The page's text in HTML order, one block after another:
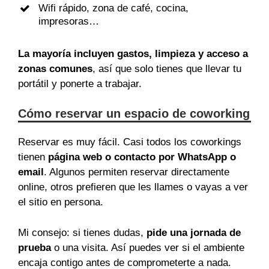
Wifi rápido, zona de café, cocina,
impresoras…
La mayoría incluyen gastos, limpieza y acceso a
zonas comunes, así que solo tienes que llevar tu
portátil y ponerte a trabajar.
Cómo reservar un espacio de coworking
Reservar es muy fácil. Casi todos los coworkings
tienen página web o contacto por WhatsApp o
email . Algunos permiten reservar directamente
online, otros prefieren que les llames o vayas a ver
el sitio en persona.
Mi consejo: si tienes dudas, pide una jornada de
pruebao una visita. Así puedes ver si el ambiente
encaja contigo antes de comprometerte a nada.